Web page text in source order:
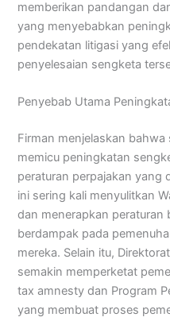
memberikan pandangan
yang menyebabkan
pendekatan litigasi yang
penyelesaian sengketa
Penyebab Utama
Firman menjelaskan
memicu peningkatan
peraturan perpajakan yang
ini sering kali menyulitkan
dan menerapkan peraturan
berdampak pada
mereka. Selain itu,
semakin memperketat
tax amnesty dan Program
yang membuat proses